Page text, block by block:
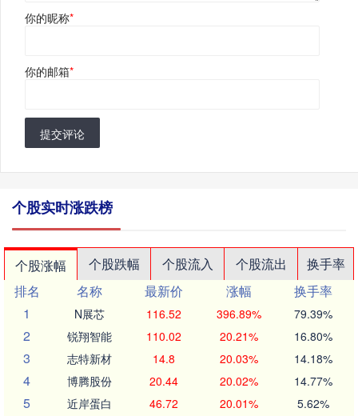
你的昵称*
你的邮箱*
提交评论
个股实时涨跌榜
个股涨幅 个股跌幅 个股流入 个股流出
换手率
排名
名称 最新价 涨幅
换手率
1
N展芯 116.52 396.89% 79.39%
2 锐翔智能 110.02 20.21% 16.80%
3 志特新材 14.8 20.03% 14.18%
4 博腾股份 20.44 20.02% 14.77%
5 近岸蛋白 46.72 20.01% 5.62%